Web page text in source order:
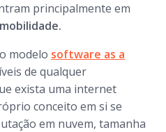
principalmente em
modelo software as a
de qualquer
exista uma internet
conceito em si se
em nuvem, tamanha